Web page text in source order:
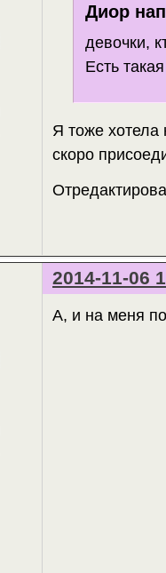
Диор
девочки,
Есть
Я тоже хотела
скоро
2014-11-06
А, и на меня